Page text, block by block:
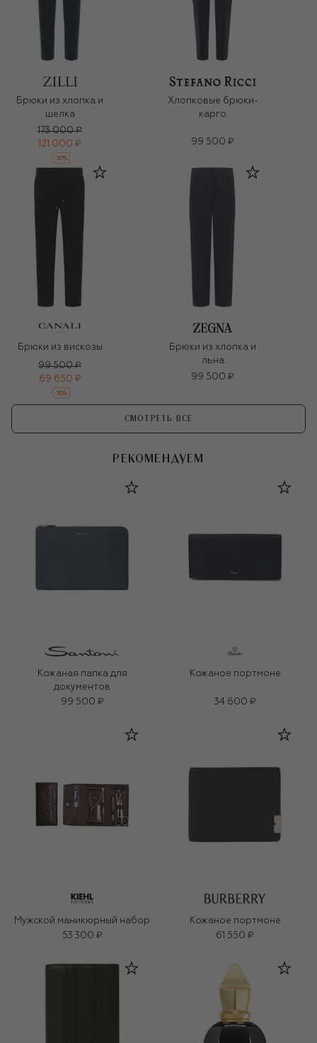
Брюки из хлопка и
шелка
173 000 ₽
121 000 ₽
-30%
Хлопковые брюки-
карго
99 500 ₽
Брюки из вискозы
99 500 ₽
69 650 ₽
-30%
Брюки из хлопка и
льна
99 500 ₽
СМОТРЕТЬ ВСЕ
РЕКОМЕНДУЕМ
Кожаная папка для
документов
99 500 ₽
Кожаное портмоне
34 600 ₽
Мужской маникюрный набор
53 300 ₽
Кожаное портмоне
61 550 ₽